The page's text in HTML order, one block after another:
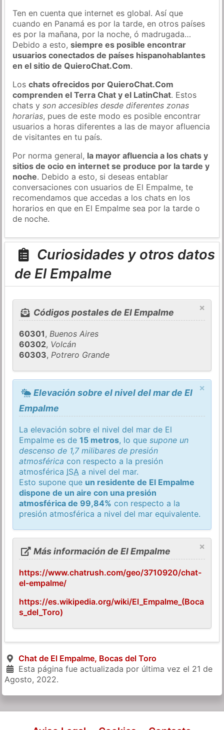
Ten en cuenta que internet es global. Así que
cuando en Panamá es por la tarde, en otros países
es por la mañana, por la noche, ó madrugada…
Debido a esto,siempre es posible encontrar
usuarios conectados de países hispanohablantes
en el sitio de QuieroChat.Com.
Loschats ofrecidos por QuieroChat.Com
comprenden el Terra Chat y el LatinChat. Estos
chats yson accesibles desde diferentes zonas
horarias, pues de este modo es posible encontrar
usuarios a horas diferentes a las de mayor afluencia
de visitantes en tu país.
Por norma general, la mayor afluencia a los chats y
sitios de ocio en internet se produce por la tarde y
noche. Debido a esto, si deseas entablar
conversaciones con usuarios de El Empalme, te
recomendamos que accedas a los chats en los
horarios en que en El Empalme sea por la tarde o
de noche.
Curiosidades y otros datos
de El Empalme
×
Códigos postales de El Empalme
60301,Buenos Aires
60302, Volcán
60303,Potrero Grande
×
Elevación sobre el nivel del mar de El
Empalme
La elevación sobre el nivel del mar de El
Empalme es de15 metros, lo quesupone un
descenso de 1,7 milibares de presión
atmosférica con respecto a la presión
atmosférica ISA a nivel del mar.
Esto supone que un residente de El Empalme
dispone de un aire con una presión
atmosférica de 99,84% con respecto a la
presión atmosférica a nivel del mar equivalente.
×
Más información de El Empalme
https://www.chatrush.com/geo/3710920/chat-
el-empalme/
https://es.wikipedia.org/wiki/El_Empalme_(Boca
s_del_Toro)
Chat de El Empalme, Bocas del Toro
Esta página fue actualizada por última vez el 21 de
Agosto, 2022.